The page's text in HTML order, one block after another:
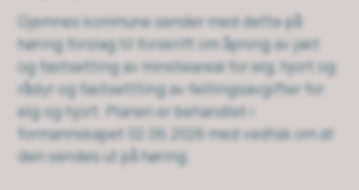
Gjemnes kommune sender med dette på
høring forslag til forskrift om åpning av jakt
og fastsetting av minsteareal for elg, hjort og
rådyr og fastsettting av felllingsavgifter for
elg og hjort. Planen er behandlet i
formannskapet 02.06.2026 med vedtak om at
den sendes ut på høring.